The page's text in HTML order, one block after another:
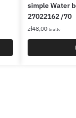
simple Water
27022162 /70
zł48,00 brutto